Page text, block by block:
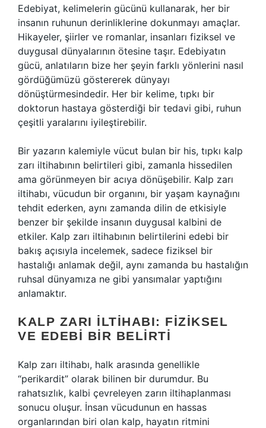
Edebiyat, kelimelerin gücünü kullanarak, her bir
insanın ruhunun derinliklerine dokunmayı amaçlar.
Hikayeler, şiirler ve romanlar, insanları fiziksel ve
duygusal dünyalarının ötesine taşır. Edebiyatın
gücü, anlatıların bize her şeyin farklı yönlerini nasıl
gördüğümüzü göstererek dünyayı
dönüştürmesindedir. Her bir kelime, tıpkı bir
doktorun hastaya gösterdiği bir tedavi gibi, ruhun
çeşitli yaralarını iyileştirebilir.
Bir yazarın kalemiyle vücut bulan bir his, tıpkı kalp
zarı iltihabının belirtileri gibi, zamanla hissedilen
ama görünmeyen bir acıya dönüşebilir. Kalp zarı
iltihabı, vücudun bir organını, bir yaşam kaynağını
tehdit ederken, aynı zamanda dilin de etkisiyle
benzer bir şekilde insanın duygusal kalbini de
etkiler. Kalp zarı iltihabının belirtilerini edebi bir
bakış açısıyla incelemek, sadece fiziksel bir
hastalığı anlamak değil, aynı zamanda bu hastalığın
ruhsal dünyamıza ne gibi yansımalar yaptığını
anlamaktır.
KALP ZARI İLTIHABI: FIZIKSEL
VE EDEBI BIR BELIRTI
Kalp zarı iltihabı, halk arasında genellikle
“perikardit” olarak bilinen bir durumdur. Bu
rahatsızlık, kalbi çevreleyen zarın iltihaplanması
sonucu oluşur. İnsan vücudunun en hassas
organlarından biri olan kalp, hayatın ritmini